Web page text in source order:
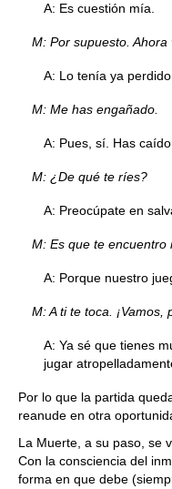
A: Es cuestión mía.
M: Por supuesto. Ahora
A: Lo tenía ya perdido.
M: Me has engañado.
A: Pues, sí. Has
M: ¿De qué te ríes?
A: Preocúpate en
M: Es que te encuentro
A: Porque nuestro
M: A ti te toca. ¡Vamos,
A: Ya sé que tienes
jugar
Por lo que la partida
reanude en otra
La Muerte, a su paso, se
Con la consciencia del
forma en que debe